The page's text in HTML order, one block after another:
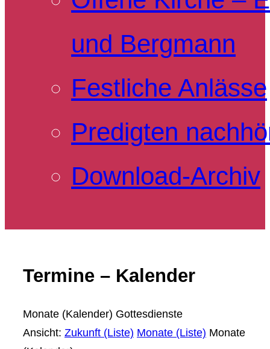
und Bergmann
Festliche Anlässe
Predigten
Download-Archiv
Termine – Kalender
Monate (Kalender) Gottesdienste
Ansicht: Zukunft (Liste) Monate (Liste) Monate